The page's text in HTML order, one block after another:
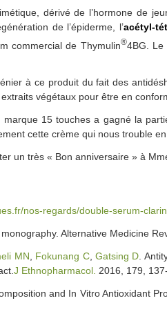
dérivé de l’hormone de
de l’épiderme, l’acétyl-
commercial de Thymulin®4BG. Le
à ce produit du fait des
végétaux pour être en
marque 15 touches a gagné la
cette crème qui nous trouble en
un très « Bon anniversaire » à
nos-regards/double-serum-
Alternative Medicine
MN Fokunang C, Gatsing D .
J Ethnopharmacol. 2016, 179,
and In Vitro Antioxidant